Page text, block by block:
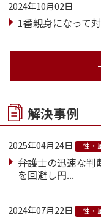
2024年10月02日
1番親身になって
解決事例
2025年04月24日 性・
弁護士の迅速な判
を回避し円...
2024年07月22日 性・